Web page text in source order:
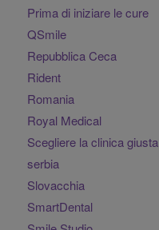
Prima di iniziare le cure
QSmile
Repubblica Ceca
Rident
Romania
Royal Medical
Scegliere la clinica giusta
serbia
Slovacchia
SmartDental